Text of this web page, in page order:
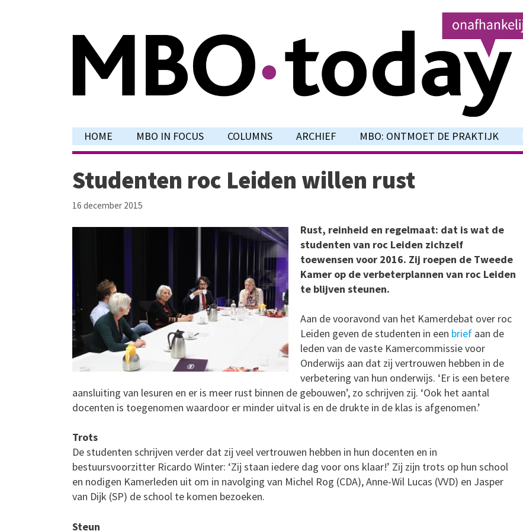
HOME MBO IN FOCUS COLUMNS ARCHIEF MBO: ONTMOET DE PRAKTIJK
Studenten roc Leiden willen rust
16 december 2015
Rust, reinheid en regelmaat: dat is wat de
studenten van roc Leiden zichzelf
toewensen voor 2016. Zij roepen de Tweede
Kamer op de verbeterplannen van roc Leiden
te blijven steunen.
Aan de vooravond van het Kamerdebat over roc
Leiden geven de studenten in een brief aan de
leden van de vaste Kamercommissie voor
Onderwijs aan dat zij vertrouwen hebben in de
verbetering van hun onderwijs. ‘Er is een betere
aansluiting van lesuren en er is meer rust binnen de gebouwen’, zo schrijven zij. ‘Ook het aantal
docenten is toegenomen waardoor er minder uitval is en de drukte in de klas is afgenomen.’
Trots
De studenten schrijven verder dat zij veel vertrouwen hebben in hun docenten en in
bestuursvoorzitter Ricardo Winter: ‘Zij staan iedere dag voor ons klaar!’ Zij zijn trots op hun school
en nodigen Kamerleden uit om in navolging van Michel Rog (CDA), Anne-Wil Lucas (VVD) en Jasper
van Dijk (SP) de school te komen bezoeken.
Steun